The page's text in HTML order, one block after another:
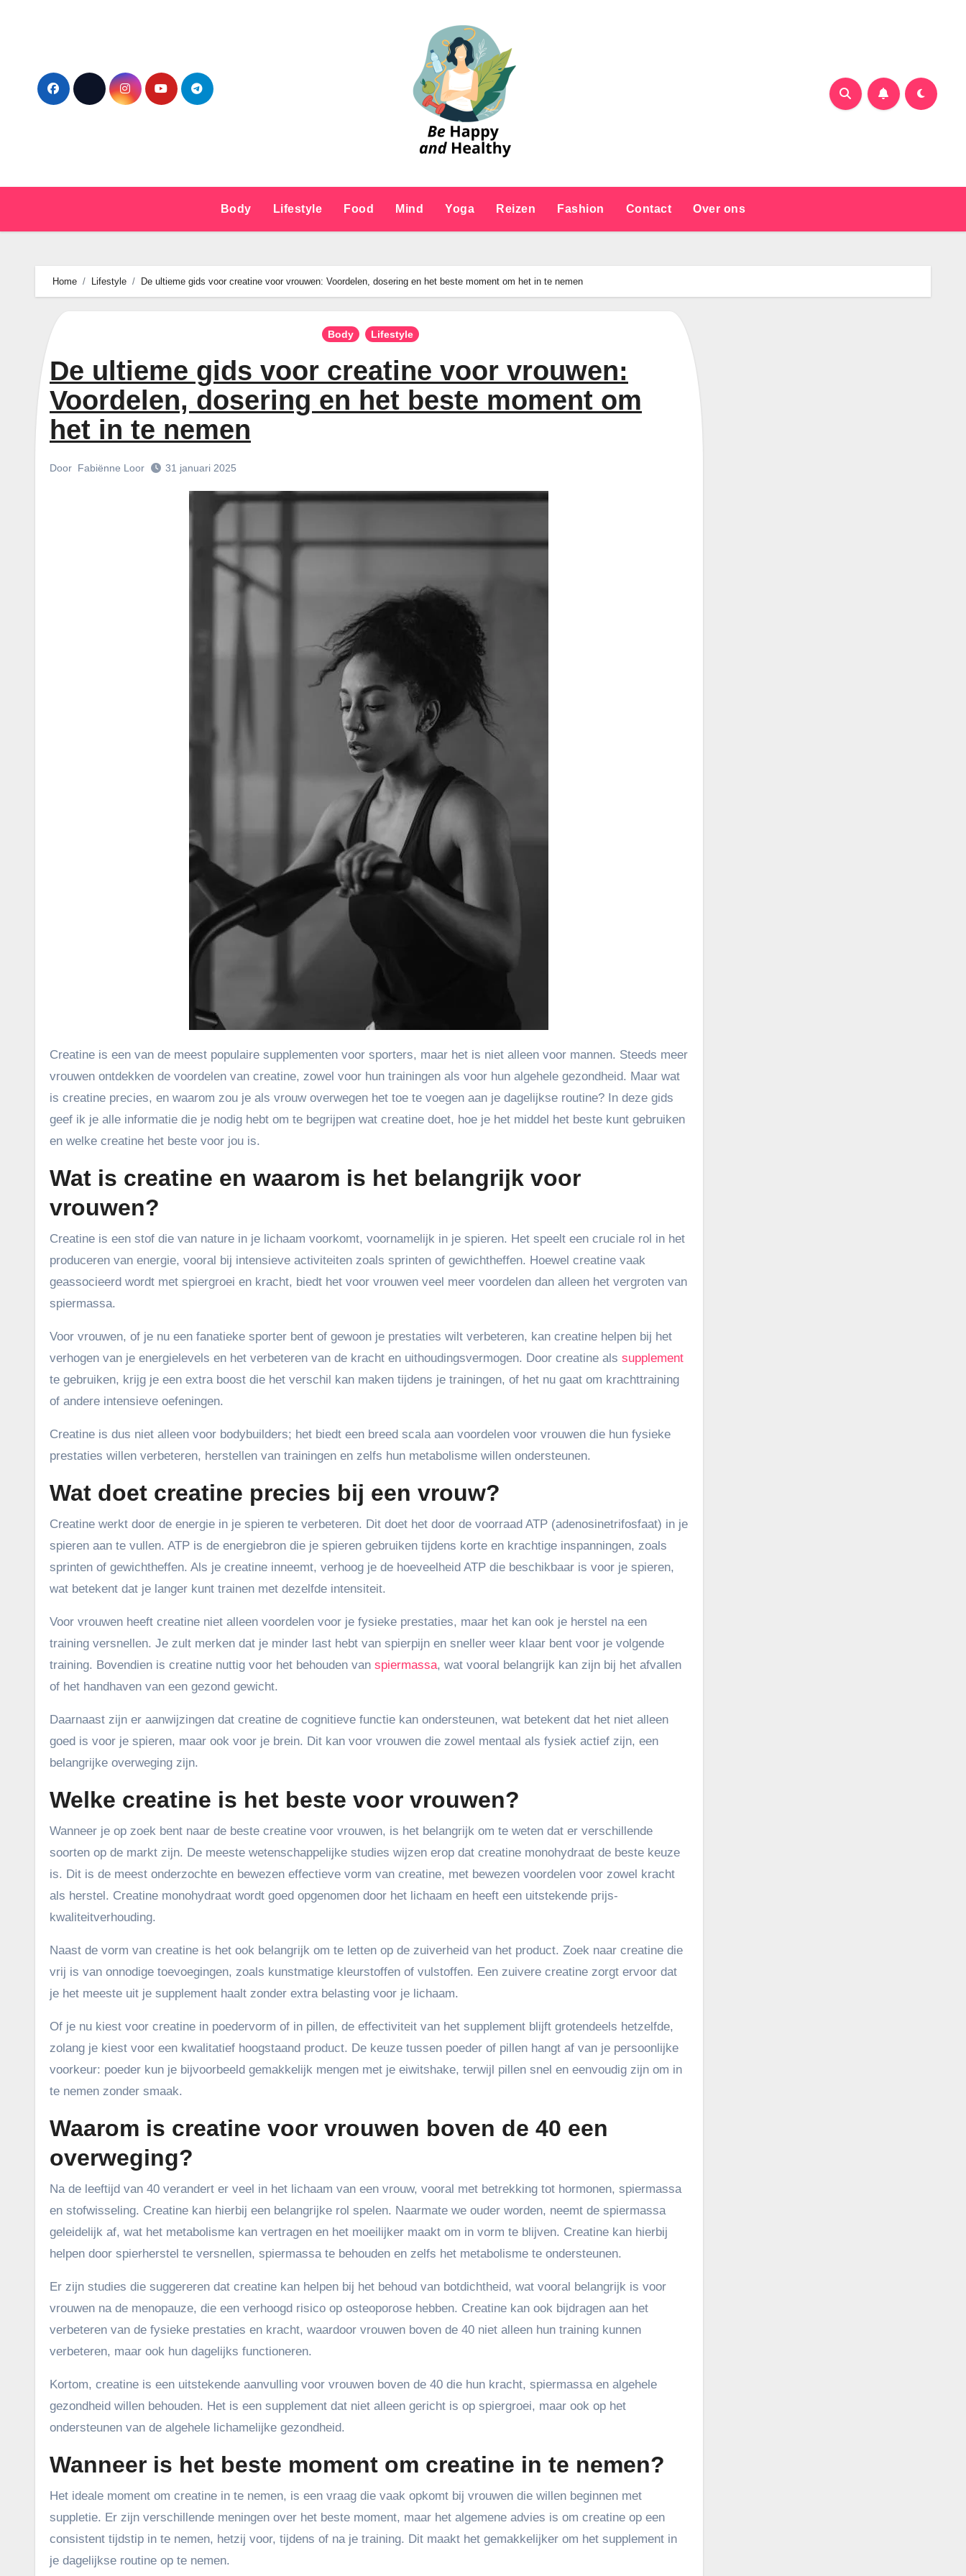
Body Lifestyle Food Mind Yoga Reizen Fashion Contact Over ons
Home Lifestyle De ultieme gids voor creatine voor vrouwen: Voordelen, dosering en het beste moment om het in te nemen
Body Lifestyle
De ultieme gids voor creatine voor vrouwen:
Voordelen, dosering en het beste moment om
het in te nemen
Door Fabiënne Loor 31 januari 2025
Creatine is een van de meest populaire supplementen voor sporters, maar het is niet alleen voor mannen. Steeds meer
vrouwen ontdekken de voordelen van creatine, zowel voor hun trainingen als voor hun algehele gezondheid. Maar wat
is creatine precies, en waarom zou je als vrouw overwegen het toe te voegen aan je dagelijkse routine? In deze gids
geef ik je alle informatie die je nodig hebt om te begrijpen wat creatine doet, hoe je het middel het beste kunt gebruiken
en welke creatine het beste voor jou is.
Wat is creatine en waarom is het belangrijk voor
vrouwen?
Creatine is een stof die van nature in je lichaam voorkomt, voornamelijk in je spieren. Het speelt een cruciale rol in het
produceren van energie, vooral bij intensieve activiteiten zoals sprinten of gewichtheffen. Hoewel creatine vaak
geassocieerd wordt met spiergroei en kracht, biedt het voor vrouwen veel meer voordelen dan alleen het vergroten van
spiermassa.
Voor vrouwen, of je nu een fanatieke sporter bent of gewoon je prestaties wilt verbeteren, kan creatine helpen bij het
verhogen van je energielevels en het verbeteren van de kracht en uithoudingsvermogen. Door creatine als supplement
te gebruiken, krijg je een extra boost die het verschil kan maken tijdens je trainingen, of het nu gaat om krachttraining
of andere intensieve oefeningen.
Creatine is dus niet alleen voor bodybuilders; het biedt een breed scala aan voordelen voor vrouwen die hun fysieke
prestaties willen verbeteren, herstellen van trainingen en zelfs hun metabolisme willen ondersteunen.
Wat doet creatine precies bij een vrouw?
Creatine werkt door de energie in je spieren te verbeteren. Dit doet het door de voorraad ATP (adenosinetrifosfaat) in je
spieren aan te vullen. ATP is de energiebron die je spieren gebruiken tijdens korte en krachtige inspanningen, zoals
sprinten of gewichtheffen. Als je creatine inneemt, verhoog je de hoeveelheid ATP die beschikbaar is voor je spieren,
wat betekent dat je langer kunt trainen met dezelfde intensiteit.
Voor vrouwen heeft creatine niet alleen voordelen voor je fysieke prestaties, maar het kan ook je herstel na een
training versnellen. Je zult merken dat je minder last hebt van spierpijn en sneller weer klaar bent voor je volgende
training. Bovendien is creatine nuttig voor het behouden van spiermassa, wat vooral belangrijk kan zijn bij het afvallen
of het handhaven van een gezond gewicht.
Daarnaast zijn er aanwijzingen dat creatine de cognitieve functie kan ondersteunen, wat betekent dat het niet alleen
goed is voor je spieren, maar ook voor je brein. Dit kan voor vrouwen die zowel mentaal als fysiek actief zijn, een
belangrijke overweging zijn.
Welke creatine is het beste voor vrouwen?
Wanneer je op zoek bent naar de beste creatine voor vrouwen, is het belangrijk om te weten dat er verschillende
soorten op de markt zijn. De meeste wetenschappelijke studies wijzen erop dat creatine monohydraat de beste keuze
is. Dit is de meest onderzochte en bewezen effectieve vorm van creatine, met bewezen voordelen voor zowel kracht
als herstel. Creatine monohydraat wordt goed opgenomen door het lichaam en heeft een uitstekende prijs-
kwaliteitverhouding.
Naast de vorm van creatine is het ook belangrijk om te letten op de zuiverheid van het product. Zoek naar creatine die
vrij is van onnodige toevoegingen, zoals kunstmatige kleurstoffen of vulstoffen. Een zuivere creatine zorgt ervoor dat
je het meeste uit je supplement haalt zonder extra belasting voor je lichaam.
Of je nu kiest voor creatine in poedervorm of in pillen, de effectiviteit van het supplement blijft grotendeels hetzelfde,
zolang je kiest voor een kwalitatief hoogstaand product. De keuze tussen poeder of pillen hangt af van je persoonlijke
voorkeur: poeder kun je bijvoorbeeld gemakkelijk mengen met je eiwitshake, terwijl pillen snel en eenvoudig zijn om in
te nemen zonder smaak.
Waarom is creatine voor vrouwen boven de 40 een
overweging?
Na de leeftijd van 40 verandert er veel in het lichaam van een vrouw, vooral met betrekking tot hormonen, spiermassa
en stofwisseling. Creatine kan hierbij een belangrijke rol spelen. Naarmate we ouder worden, neemt de spiermassa
geleidelijk af, wat het metabolisme kan vertragen en het moeilijker maakt om in vorm te blijven. Creatine kan hierbij
helpen door spierherstel te versnellen, spiermassa te behouden en zelfs het metabolisme te ondersteunen.
Er zijn studies die suggereren dat creatine kan helpen bij het behoud van botdichtheid, wat vooral belangrijk is voor
vrouwen na de menopauze, die een verhoogd risico op osteoporose hebben. Creatine kan ook bijdragen aan het
verbeteren van de fysieke prestaties en kracht, waardoor vrouwen boven de 40 niet alleen hun training kunnen
verbeteren, maar ook hun dagelijks functioneren.
Kortom, creatine is een uitstekende aanvulling voor vrouwen boven de 40 die hun kracht, spiermassa en algehele
gezondheid willen behouden. Het is een supplement dat niet alleen gericht is op spiergroei, maar ook op het
ondersteunen van de algehele lichamelijke gezondheid.
Wanneer is het beste moment om creatine in te nemen?
Het ideale moment om creatine in te nemen, is een vraag die vaak opkomt bij vrouwen die willen beginnen met
suppletie. Er zijn verschillende meningen over het beste moment, maar het algemene advies is om creatine op een
consistent tijdstip in te nemen, hetzij voor, tijdens of na je training. Dit maakt het gemakkelijker om het supplement in
je dagelijkse routine op te nemen.